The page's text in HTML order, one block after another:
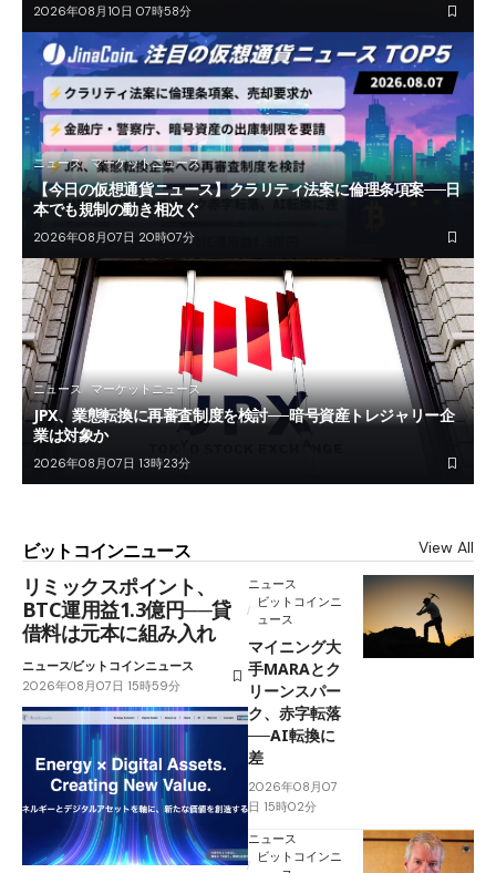
2026年08月10日 07時58分
ニュース マーケットニュース
【今日の仮想通貨ニュース】クラリティ法案に倫理条項案──日
本でも規制の動き相次ぐ
2026年08月07日 20時07分
ニュース マーケットニュース
JPX、業態転換に再審査制度を検討──暗号資産トレジャリー企
業は対象か
2026年08月07日 13時23分
ビットコインニュース View All
リミックスポイント、
BTC運用益1.3億円──貸
借料は元本に組み入れ
ニュースビットコインニュース
2026年08月07日 15時59分
ニュース
ビットコインニ
ュース
マイニング大
手MARAとク
リーンスパー
ク、赤字転落
──AI転換に
差
2026年08月07
日 15時02分
ニュース
ビットコインニ